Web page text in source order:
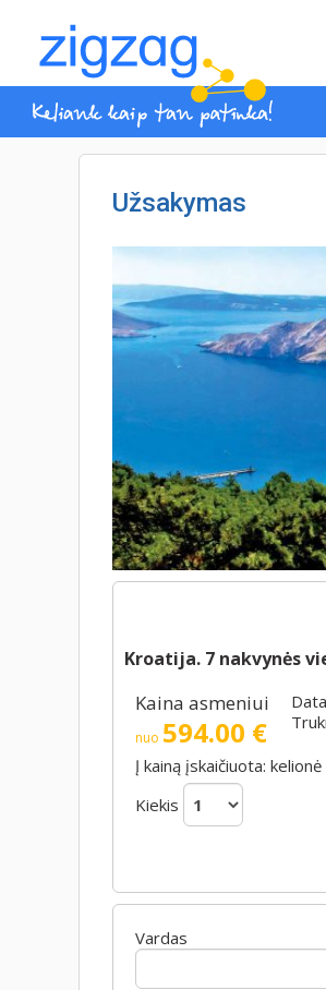
Užsakymas
Kroatija. 7 nakvynės
Kaina asmeniui
nuo 594.00 €
Į kainą įskaičiuota:
Kiekis
Vardas